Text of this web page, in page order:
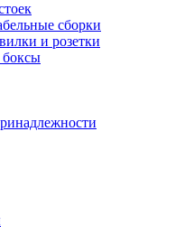
сборки
и розетки
боксы